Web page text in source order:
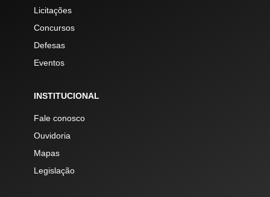
Licitações
Concursos
Defesas
Eventos
INSTITUCIONAL
Fale conosco
Ouvidoria
Mapas
Legislação